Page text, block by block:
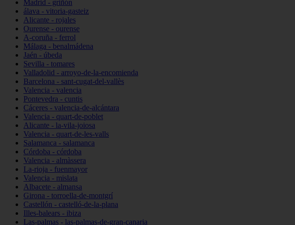
Madrid - griñón
álava - vitoria-gasteiz
Alicante - rojales
Ourense - ourense
A-coruña - ferrol
Málaga - benalmádena
Jaén - úbeda
Sevilla - tomares
Valladolid - arroyo-de-la-encomienda
Barcelona - sant-cugat-del-vallès
Valencia - valencia
Pontevedra - cuntis
Cáceres - valencia-de-alcántara
Valencia - quart-de-poblet
Alicante - la-vila-joiosa
Valencia - quart-de-les-valls
Salamanca - salamanca
Córdoba - córdoba
Valencia - almàssera
La-rioja - fuenmayor
Valencia - mislata
Albacete - almansa
Girona - torroella-de-montgrí
Castellón - castelló-de-la-plana
Illes-balears - ibiza
Las-palmas - las-palmas-de-gran-canaria